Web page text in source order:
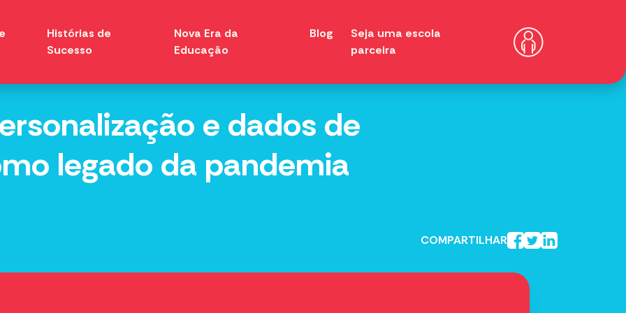
Histórias de
Sucesso
Nova Era da
Educação
Blog
Seja uma escola
parceira
e dados de
legado da pandemia
COMPARTILHAR